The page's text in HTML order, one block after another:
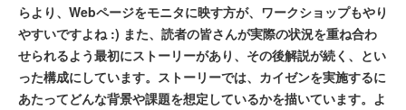
らより、Webページをモニタに映す方が、ワークショップもやり
やすいですよね :) また、読者の皆さんが実際の状況を重ね合わ
せられるよう最初にストーリーがあり、その後解説が続く、とい
った構成にしています。ストーリーでは、カイゼンを実施するに
あたってどんな背景や課題を想定しているかを描いています。よ